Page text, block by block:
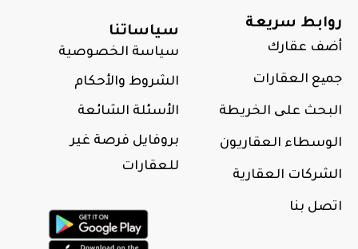
روابط سريعة
أضف عقارك
جمیع العقارات
البحث علی الخريطة
الوسطاء العقاريون
الشركات العقارية
اتصل بنا
سياساتنا
سياسة الخصوصية
الشروط والأحكام
الأسئلة الشائعة
بروفايل فرصة غير
للعقارات